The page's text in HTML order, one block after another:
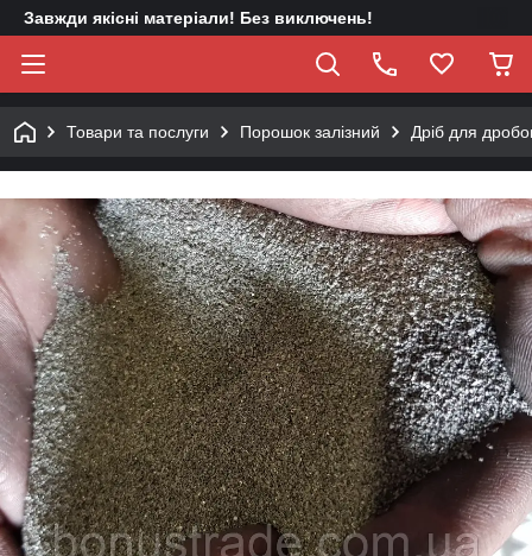
Завжди якісні матеріали! Без виключень!
Товари та послуги Порошок залізний Дріб для